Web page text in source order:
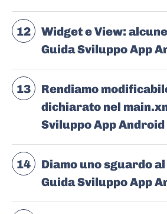
12
Widget e View:
Guida Sviluppo App
13
Rendiamo
dichiarato nel
Sviluppo App Android
14
Diamo uno sguardo
Guida Sviluppo App